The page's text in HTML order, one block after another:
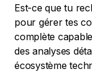
Est-ce que tu
pour gérer tes
complète
des analyses
écosystème